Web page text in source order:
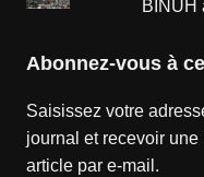
BINUH
Abonnez-vous à
Saisissez votre
journal et recevoir
article par e-mail.